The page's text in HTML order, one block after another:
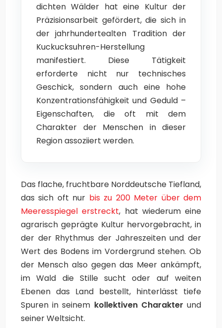
dichten Wälder hat eine Kultur der
Präzisionsarbeit gefördert, die sich in
der jahrhundertealten Tradition der
Kuckucksuhren-Herstellung
manifestiert. Diese Tätigkeit
erforderte nicht nur technisches
Geschick, sondern auch eine hohe
Konzentrationsfähigkeit und Geduld –
Eigenschaften, die oft mit dem
Charakter der Menschen in dieser
Region assoziiert werden.
Das flache, fruchtbare Norddeutsche Tiefland,
das sich oft nur bis zu 200 Meter über dem
Meeresspiegel erstreckt, hat wiederum eine
agrarisch geprägte Kultur hervorgebracht, in
der der Rhythmus der Jahreszeiten und der
Wert des Bodens im Vordergrund stehen. Ob
der Mensch also gegen das Meer ankämpft,
im Wald die Stille sucht oder auf weiten
Ebenen das Land bestellt, hinterlässt tiefe
Spuren in seinem kollektiven Charakter und
seiner Weltsicht.